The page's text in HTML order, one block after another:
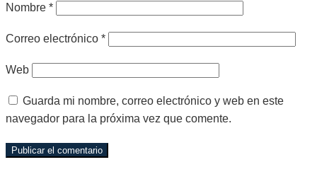
Nombre *
Correo electrónico *
Web
Guarda mi nombre, correo electrónico y web en este
navegador para la próxima vez que comente.